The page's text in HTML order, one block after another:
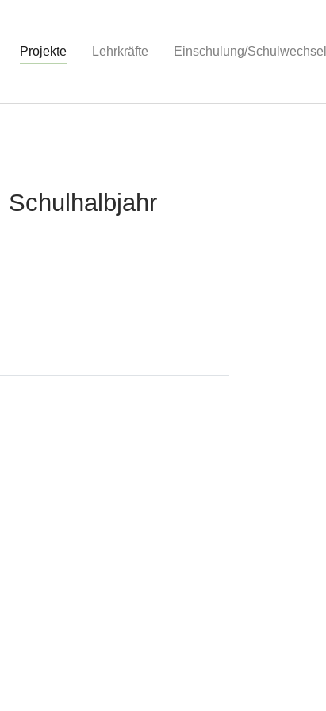
Projekte (current)Lehrkräfte Einschulung/